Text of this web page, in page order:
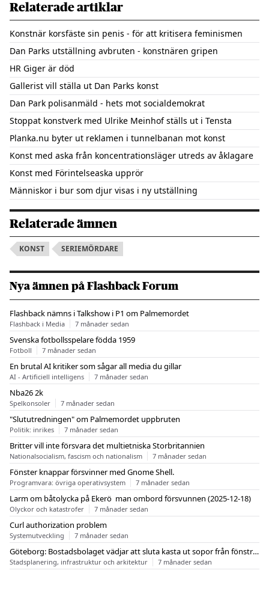
Relaterade artiklar
Konstnär korsfäste sin penis - för att kritisera feminismen
Dan Parks utställning avbruten - konstnären gripen
HR Giger är död
Gallerist vill ställa ut Dan Parks konst
Dan Park polisanmäld - hets mot socialdemokrat
Stoppat konstverk med Ulrike Meinhof ställs ut i Tensta
Planka.nu byter ut reklamen i tunnelbanan mot konst
Konst med aska från koncentrationsläger utreds av åklagare
Konst med Förintelseaska upprör
Människor i bur som djur visas i ny utställning
Relaterade ämnen
KONST SERIEMÖRDARE
Nya ämnen på Flashback Forum
Flashback nämns i Talkshow i P1 om Palmemordet
Flashback i Media 7 månader sedan
Svenska fotbollsspelare födda 1959
Fotboll 7 månader sedan
En brutal AI kritiker som sågar all media du gillar
AI - Artificiell intelligens 7 månader sedan
Nba26 2k
Spelkonsoler 7 månader sedan
"Slututredningen" om Palmemordet uppbruten
Politik: inrikes 7 månader sedan
Britter vill inte försvara det multietniska Storbritannien
Nationalsocialism, fascism och nationalism 7 månader sedan
Fönster knappar försvinner med Gnome Shell.
Programvara: övriga operativsystem 7 månader sedan
Larm om båtolycka på Ekerö  man ombord försvunnen (2025-12-18)
Olyckor och katastrofer 7 månader sedan
Curl authorization problem
Systemutveckling 7 månader sedan
Göteborg: Bostadsbolaget vädjar att sluta kasta ut sopor från fönstren
Stadsplanering, infrastruktur och arkitektur 7 månader sedan